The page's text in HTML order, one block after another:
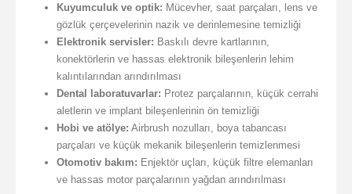
Kuyumculuk ve optik: Mücevher, saat parçaları, lens ve
gözlük çerçevelerinin nazik ve derinlemesine temizliği
Elektronik servisler: Baskılı devre kartlarının,
konektörlerin ve hassas elektronik bileşenlerin lehim
kalıntılarından arındırılması
Dental laboratuvarlar: Protez parçalarının, küçük cerrahi
aletlerin ve implant bileşenlerinin ön temizliği
Hobi ve atölye: Airbrush nozulları, boya tabancası
parçaları ve küçük mekanik bileşenlerin temizlenmesi
Otomotiv bakım: Enjektör uçları, küçük filtre elemanları
ve hassas motor parçalarının yağdan arındırılması